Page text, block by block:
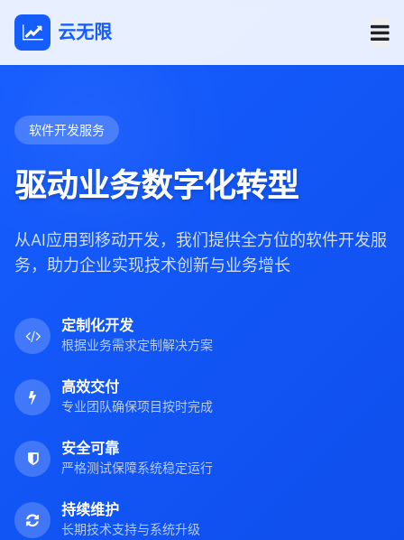
云无限
软件开发服务
驱动业务数字化转型
从AI应用到移动开发，我们提供全方位的软件开发服
务，助力企业实现技术创新与业务增长
定制化开发
根据业务需求定制解决方案
高效交付
专业团队确保项目按时完成
安全可靠
严格测试保障系统稳定运行
持续维护
长期技术支持与系统升级